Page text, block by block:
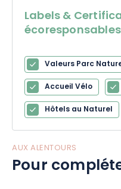
Ressourcez-vous au
proche
Labels &
Valeurs Parc
Accueil Vélo
Hôtels au Naturel
AUX ALENTOURS
Pour